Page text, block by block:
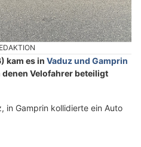
kam es in Vaduz und Gamprin
Velofahrer beteiligt
in Gamprin kollidierte ein Auto